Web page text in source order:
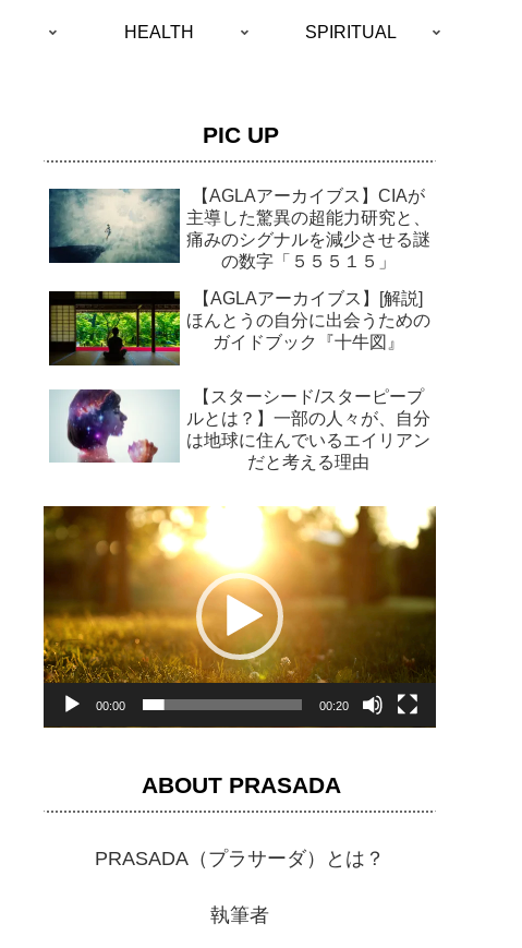
HEALTH SPIRITUAL
PIC UP
【AGLAアーカイブス】CIAが
主導した驚異の超能力研究と、
痛みのシグナルを減少させる謎
の数字「５５５１５」
【AGLAアーカイブス】[解説]
ほんとうの自分に出会うための
ガイドブック『十牛図』
【スターシード/スターピープ
ルとは？】一部の人々が、自分
は地球に住んでいるエイリアン
だと考える理由
画
プ
レ
ー
ヤ
ー
00:00 00:20
ABOUT PRASADA
PRASADA（プラサーダ）とは？
執筆者